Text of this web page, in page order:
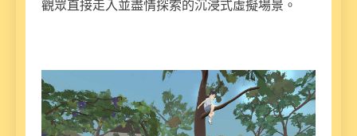
觀眾直接走入並盡情探索的沉浸式虛擬場景。